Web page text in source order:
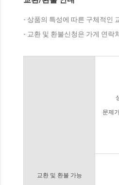
- 상품의 특성에 따른 구체적인
- 교환 및 환불신청은 가게 연락
교환 및 환불 가능
문제